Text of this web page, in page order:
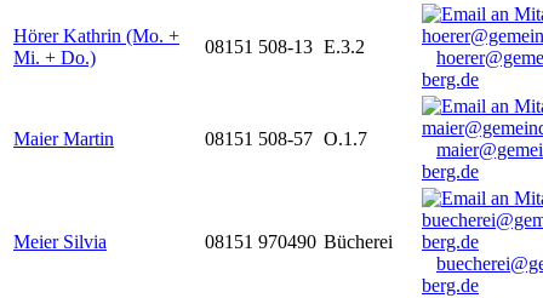
Hörer Kathrin (Mo. +
Mi. + Do.)
08151 508-13 E.3.2
berg.de
Maier Martin 08151 508-57 O.1.7
berg.de
Meier Silvia 08151 970490 Bücherei
berg.de